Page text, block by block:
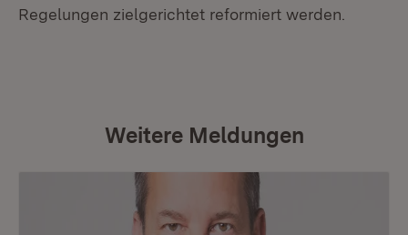
Regelungen zielgerichtet reformiert werden.
Weitere Meldungen